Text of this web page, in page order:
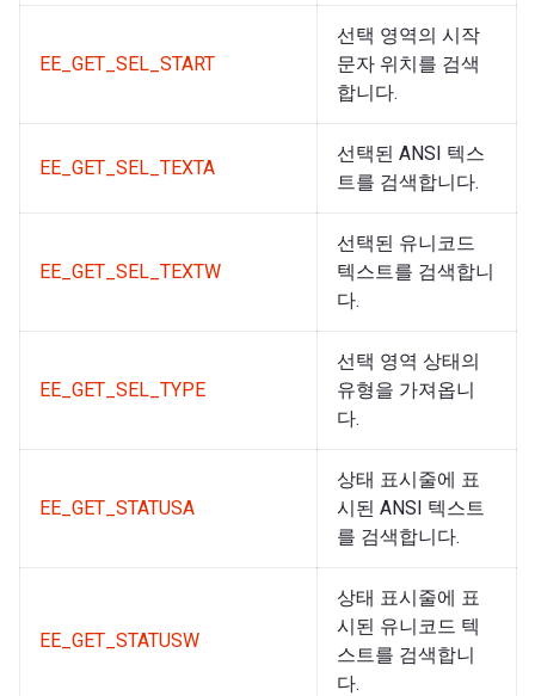
EE_GET_SEL_START
선택 영역의 시작
문자 위치를 검색
합니다.
EE_GET_SEL_TEXTA
선택된 ANSI 텍스
트를 검색합니다.
EE_GET_SEL_TEXTW
선택된 유니코드
텍스트를 검색합니
다.
EE_GET_SEL_TYPE
선택 영역 상태의
유형을 가져옵니
다.
EE_GET_STATUSA
상태 표시줄에 표
시된 ANSI 텍스트
를 검색합니다.
EE_GET_STATUSW
상태 표시줄에 표
시된 유니코드 텍
스트를 검색합니
다.